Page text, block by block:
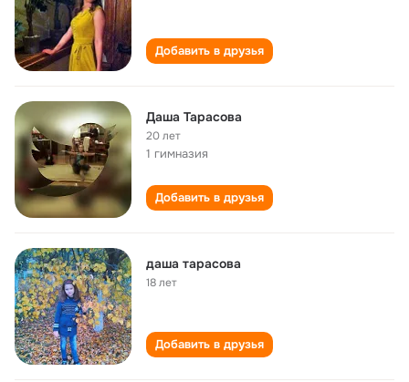
Добавить в друзья
Даша Тарасова
20 лет
1 гимназия
Добавить в друзья
даша тарасова
18 лет
Добавить в друзья